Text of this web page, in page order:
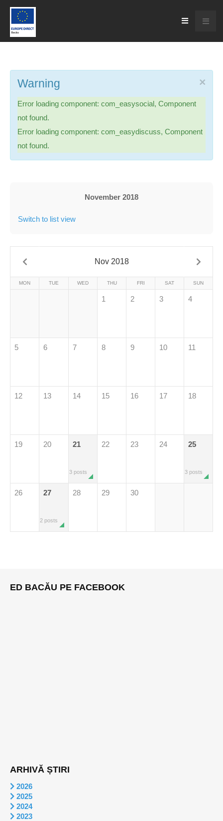
×
Warning
Error loading component: com_easysocial, Component
not found.
Error loading component: com_easydiscuss, Component
not found.
November 2018
Switch to list view
Nov 2018
MON TUE WED THU FRI SAT SUN
1 2 3 4
5 6 7 8 9 10 11
12 13 14 15 16 17 18
19 20 21
3 posts
22 23 24 25
3 posts
26 27
2 posts
28 29 30
ED BACĂU PE FACEBOOK
ARHIVĂ ȘTIRI
2026
2025
2024
2023